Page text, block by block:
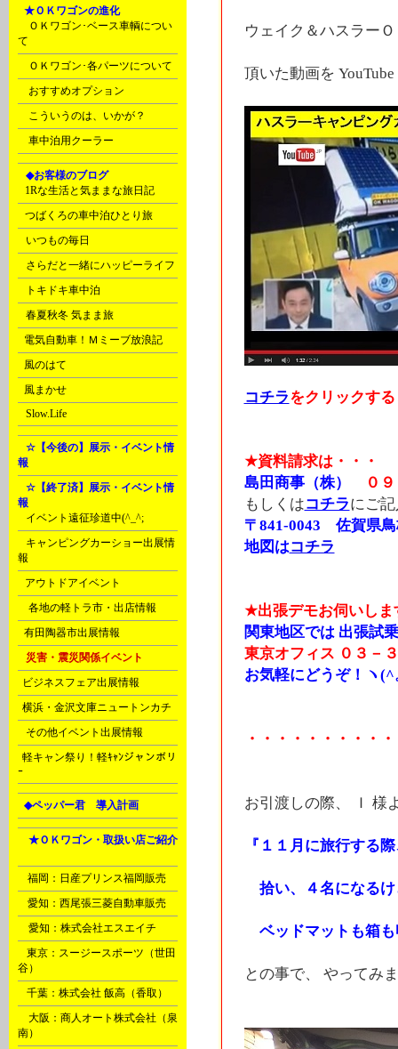
★ＯＫワゴンの進化
ＯＫワゴン･ベース車輌につい
て
ＯＫワゴン･各パーツについて
おすすめオプション
こういうのは、いかが？
車中泊用クーラー
◆お客様のブログ
1Rな生活と気ままな旅日記
つばくろの車中泊ひとり旅
いつもの毎日
さらだと一緒にハッピーライフ
トキドキ車中泊
春夏秋冬 気まま旅
電気自動車！Ｍミーブ放浪記
風のはて
風まかせ
Slow.Life
☆【今後の】展示・イベント情
報
☆【終了済】展示・イベント情
報
イベント遠征珍道中(^_^;
キャンピングカーショー出展情
報
アウトドアイベント
各地の軽トラ市・出店情報
有田陶器市出展情報
災害・震災関係イベント
ビジネスフェア出展情報
横浜・金沢文庫ニュートンカチ
その他イベント出展情報
軽キャン祭り！軽ｷｬﾝジャンボリ
ｰ
◆ペッパー君 導入計画
★ＯＫワゴン・取扱い店ご紹介
福岡：日産プリンス福岡販売
愛知：西尾張三菱自動車販売
愛知：株式会社エスエイチ
東京：スージースポーツ（世田
谷）
千葉：株式会社 飯高（香取）
大阪：商人オート株式会社（泉
南）
ウェイク＆ハスラー
頂いた動画を
コチラをクリックす
★資料請求は・・・
島田商事（株）
０
もしくはコチラにご
〒841-0043 佐賀県鳥
地図はコチラ
★出張デモお伺いしま
関東地区では 出張試
東京オフィス ０３－
お気軽にどうぞ！ヽ
・・・・・・・・・
お引渡しの際、 Ｉ 様
『１１月に旅行する
拾い、４名になるけ
ベッドマットも箱も
との事で、 やってみ